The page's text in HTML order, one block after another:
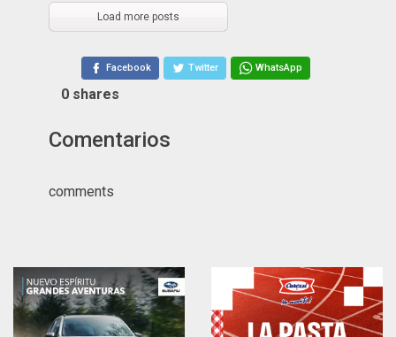
Load more posts
Facebook Twitter WhatsApp
0 shares
Comentarios
comments